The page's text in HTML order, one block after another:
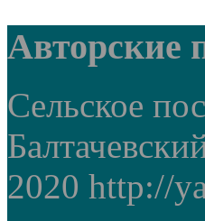
Авторские
Сельское
2020 http://